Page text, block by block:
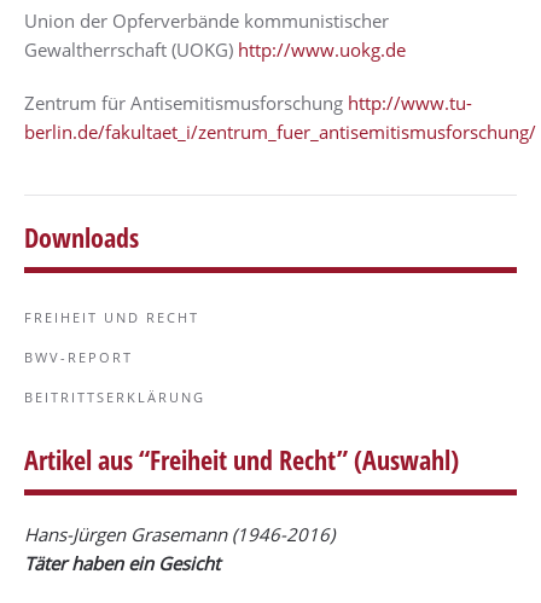
Union der Opferverbände kommunistischer
Gewaltherrschaft (UOKG) http://www.uokg.de
Zentrum für Antisemitismusforschung http://www.tu-
berlin.de/fakultaet_i/zentrum_fuer_antisemitismusforschung/
Downloads
FREIHEIT UND RECHT
BWV-REPORT
BEITRITTSERKLÄRUNG
Artikel aus “Freiheit und Recht” (Auswahl)
Hans-Jürgen Grasemann(1946-2016)
Täter haben ein Gesicht